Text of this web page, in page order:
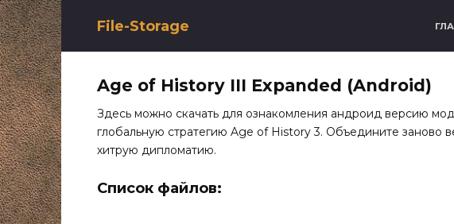
Перейти
к
содержанию
File-Storage
Age of History III Expanded (Android)
Здесь можно скачать для ознакомления андроид версию
глобальную стратегию Age of History 3. Объедините заново
хитрую дипломатию.
Список файлов: